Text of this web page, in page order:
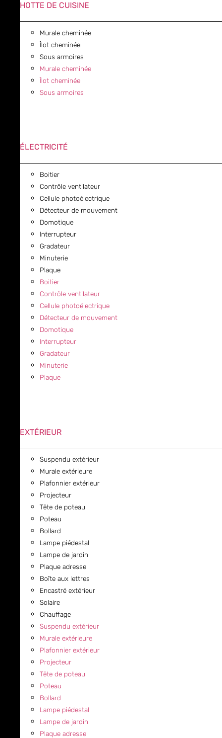
HOTTE DE CUISINE
Murale cheminée
Îlot cheminée
Sous armoires
Murale cheminée
Îlot cheminée
Sous armoires
ÉLECTRICITÉ
Boitier
Contrôle ventilateur
Cellule photoélectrique
Détecteur de mouvement
Domotique
Interrupteur
Gradateur
Minuterie
Plaque
Boitier
Contrôle ventilateur
Cellule photoélectrique
Détecteur de mouvement
Domotique
Interrupteur
Gradateur
Minuterie
Plaque
EXTÉRIEUR
Suspendu extérieur
Murale extérieure
Plafonnier extérieur
Projecteur
Tête de poteau
Poteau
Bollard
Lampe piédestal
Lampe de jardin
Plaque adresse
Boîte aux lettres
Encastré extérieur
Solaire
Chauffage
Suspendu extérieur
Murale extérieure
Plafonnier extérieur
Projecteur
Tête de poteau
Poteau
Bollard
Lampe piédestal
Lampe de jardin
Plaque adresse